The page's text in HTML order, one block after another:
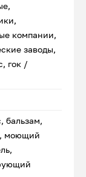
компании,
заводы,
гок /
бальзам,
моющий